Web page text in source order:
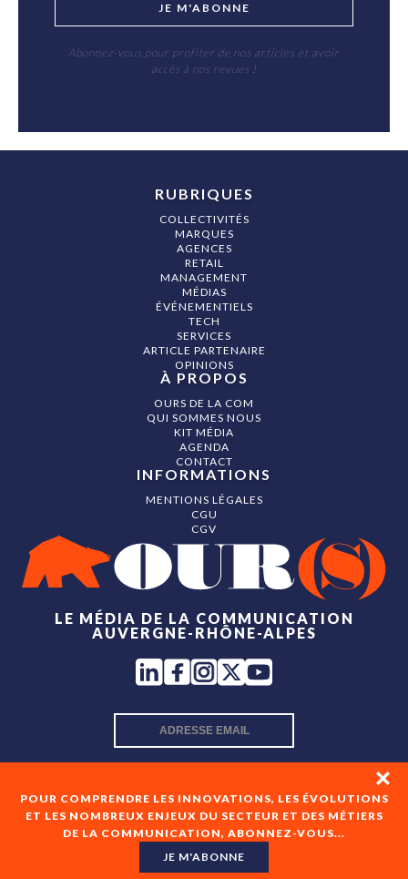
JE M'ABONNE
Abonnez-vous pour profiter de nos articles et avoir
accès à nos revues !
POUR COMPRENDRE LES INNOVATIONS, LES ÉVOLUTIONS
ET LES NOMBREUX ENJEUX DU SECTEUR ET DES MÉTIERS
DE LA COMMUNICATION, ABONNEZ-VOUS...
JE M'ABONNE
LE MÉDIA DE LA COMMUNICATION
AUVERGNE-RHÔNE-ALPES
En cochant cette case, je consens à recevoir les newsletters
RUBRIQUES
COLLECTIVITÉS
MARQUES
AGENCES
RETAIL
MANAGEMENT
MÉDIAS
ÉVÉNEMENTIELS
TECH
SERVICES
ARTICLE PARTENAIRE
OPINIONS
À PROPOS
OURS DE LA COM
QUI SOMMES NOUS
KIT MÉDIA
AGENDA
CONTACT
INFORMATIONS
MENTIONS LÉGALES
CGU
CGV